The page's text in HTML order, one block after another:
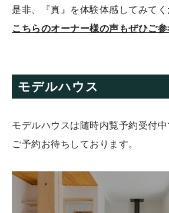
是非、『真』を体験体感してみてく
こちらのオーナー様の声もぜひご参
モデルハウス
モデルハウスは随時内覧予約受付中
ご予約お待ちしております。